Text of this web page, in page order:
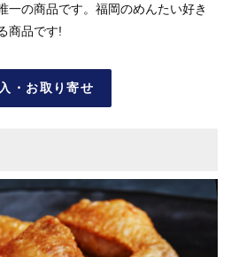
一の商品です。福岡のめんたい好き
商品です!
・お取り寄せ